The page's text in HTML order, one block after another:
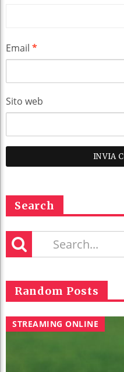
Email *
Sito web
Search
Random Posts
STREAMING ONLINE